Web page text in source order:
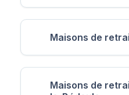
Maisons de
Maisons de